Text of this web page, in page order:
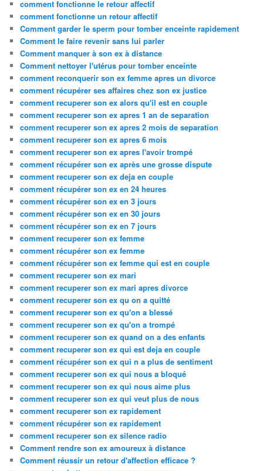
comment fonctionne le retour affectif
comment fonctionne un retour affectif
Comment garder le sperm pour tomber enceinte rapidement
Comment le faire revenir sans lui parler
Comment manquer à son ex à distance
Comment nettoyer l'utérus pour tomber enceinte
comment reconquerir son ex femme apres un divorce
comment récupérer ses affaires chez son ex justice
comment recuperer son ex alors qu'il est en couple
comment recuperer son ex apres 1 an de separation
comment recuperer son ex apres 2 mois de separation
comment recuperer son ex apres 6 mois
comment recuperer son ex apres l'avoir trompé
comment récupérer son ex après une grosse dispute
comment recuperer son ex deja en couple
comment récupérer son ex en 24 heures
comment récupérer son ex en 3 jours
comment récupérer son ex en 30 jours
comment récupérer son ex en 7 jours
comment recuperer son ex femme
comment récupérer son ex femme
comment récupérer son ex femme qui est en couple
comment recuperer son ex mari
comment recuperer son ex mari apres divorce
comment recuperer son ex qu on a quitté
comment recuperer son ex qu'on a blessé
comment recuperer son ex qu'on a trompé
comment recuperer son ex quand on a des enfants
comment recuperer son ex qui est deja en couple
comment récupérer son ex qui n a plus de sentiment
comment recuperer son ex qui nous a bloqué
comment recuperer son ex qui nous aime plus
comment recuperer son ex qui veut plus de nous
comment recuperer son ex rapidement
comment récupérer son ex rapidement
comment recuperer son ex silence radio
Comment rendre son ex amoureux à distance
Comment réussir un retour d'affection efficace ?